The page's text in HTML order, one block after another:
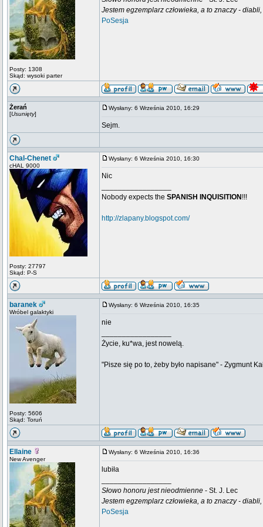
Posty: 1308
Skąd: wysoki parter
Jestem egzemplarz człowieka, a to znaczy -
PoSesja
Żerań
[Usunięty]
Wysłany: 6 Września 2010, 16:29
Sejm.
Chal-Chenet
cHAL 9000
Posty: 27797
Skąd: P-S
Wysłany: 6 Września 2010, 16:30
Nic
Nobody expects the SPANISH INQUISITION !!!
http://zlapany.blogspot.com/
baranek
Wróbel galaktyki
Posty: 5606
Skąd: Toruń
Wysłany: 6 Września 2010, 16:35
nie
Życie, ku*wa, jest nowelą.
"Pisze się po to, żeby było napisane" - Zygmunt
Ellaine
New Avenger
Wysłany: 6 Września 2010, 16:36
lubiła
Słowo honoru jest nieodmienne - St. J. Lec
Jestem egzemplarz człowieka, a to znaczy -
PoSesja